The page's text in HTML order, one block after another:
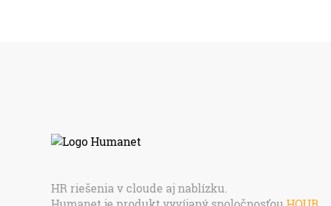
HR riešenia v cloude aj nablízku.